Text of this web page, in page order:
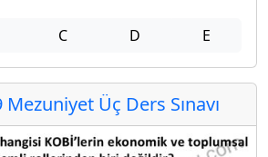
C D E
Üç Ders Sınavı